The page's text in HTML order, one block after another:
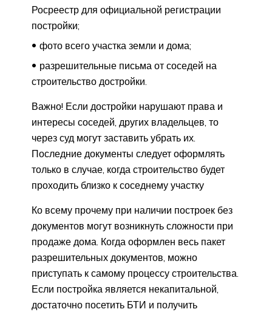
Росреестр для официальной регистрации
постройки;
фото всего участка земли и дома;
разрешительные письма от соседей на
строительство достройки.
Важно! Если достройки нарушают права и
интересы соседей, других владельцев, то
через суд могут заставить убрать их.
Последние документы следует оформлять
только в случае, когда строительство будет
проходить близко к соседнему участку
Ко всему прочему при наличии построек без
документов могут возникнуть сложности при
продаже дома. Когда оформлен весь пакет
разрешительных документов, можно
приступать к самому процессу строительства.
Если постройка является некапитальной,
достаточно посетить БТИ и получить